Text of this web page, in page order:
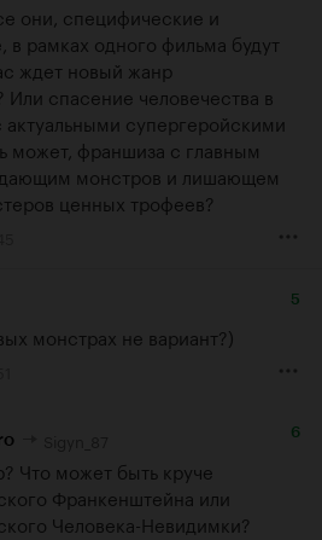
они, специфические и
в рамках одного фильма будут
ждет новый жанр
Или спасение человечества в
актуальными супергеройскими
может, франшиза с главным
монстров и лишающем
ценных трофеев?
5
монстрах не вариант?)
6
Что может быть круче
Франкенштейна или
Человека-Невидимки?